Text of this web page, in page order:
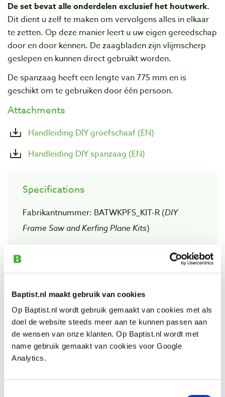
Baptist.nl maakt gebruik van cookies
Op Baptist.nl wordt gebruik gemaakt van cookies met als
doel de website steeds meer aan te kunnen passen aan
de wensen van onze klanten. Op Baptist.nl wordt met
name gebruik gemaakt van cookies voor Google
Analytics.
De set bevat alle onderdelen exclusief het houtwerk.
Dit dient u zelf te maken om vervolgens alles in elkaar
te zetten. Op deze manier leert u uw eigen gereedschap
door en door kennen. De zaagbladen zijn vlijmscherp
geslepen en kunnen direct gebruikt worden.
De spanzaag heeft een lengte van 775 mm en is
geschikt om te gebruiken door één persoon.
Attachments
Handleiding DIY groefschaaf (EN)
Handleiding DIY spanzaag (EN)
Specifications
Fabrikantnummer: BATWKPFS_KIT-R (DIY
Frame Saw and Kerfing Plane Kits)
Lengte groefschaafblad:
250 mm
Diepte groefschaafblad:
28 mm
Inhoud kit:
- spanzaagblad
- groefschaafblad